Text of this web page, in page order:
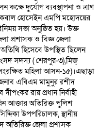
কক্ষে দুর্যোগ ব্যবস্থাপনা ও ত্রাণ
ইকবাল হোসেইন এমপি মহোদয়ের
সভা অনুষ্ঠিত হয়। উক্ত
প্রশাসক ও বিজ্ঞ জেলা
হিসেবে উপস্থিত ছিলেন
সদস্য ( শেরপুর-৩),মিজ্
মহিলা আসন-১৫)।এছাড়া
এবিএম মামুনুর রশীদ
রায় প্রধান নির্বাহী
আক্তার অতিরিক্ত পুলিশ
উপপরিচালক, স্থানীয়
জেলা প্রশাসক